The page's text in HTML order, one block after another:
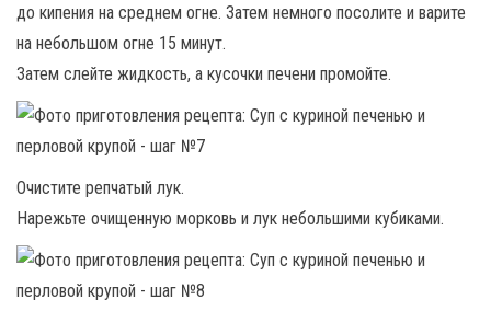
до кипения на среднем огне. Затем немного посолите и варите
на небольшом огне 15 минут.
Затем слейте жидкость, а кусочки печени промойте.
Очистите репчатый лук.
Нарежьте очищенную морковь и лук небольшими кубиками.